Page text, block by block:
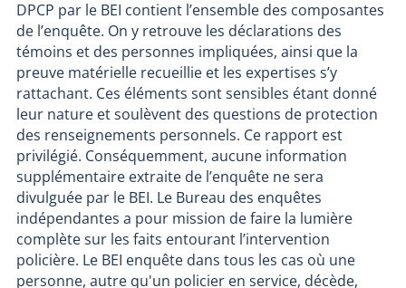
DPCP par le BEI contient l’ensemble des composantes
de l’enquête. On y retrouve les déclarations des
témoins et des personnes impliquées, ainsi que la
preuve matérielle recueillie et les expertises s’y
rattachant. Ces éléments sont sensibles étant donné
leur nature et soulèvent des questions de protection
des renseignements personnels. Ce rapport est
privilégié. Conséquemment, aucune information
supplémentaire extraite de l’enquête ne sera
divulguée par le BEI. Le Bureau des enquêtes
indépendantes a pour mission de faire la lumière
complète sur les faits entourant l’intervention
policière. Le BEI enquête dans tous les cas où une
personne, autre qu'un policier en service, décède,